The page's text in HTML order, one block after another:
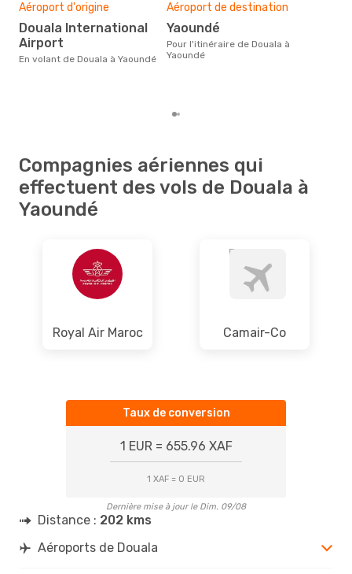
Aéroport d'origine
Douala International
Airport
En volant de Douala à Yaoundé
Aéroport de destination
Yaoundé
Pour l'itinéraire de Douala à
Yaoundé
Compagnies aériennes qui
effectuent des vols de Douala à
Yaoundé
Royal Air Maroc Camair-Co
Taux de conversion
1 EUR = 655.96 XAF
1 XAF = 0 EUR
Dernière mise à jour le Dim. 09/08
Distance : 202 kms
Aéroports de Douala